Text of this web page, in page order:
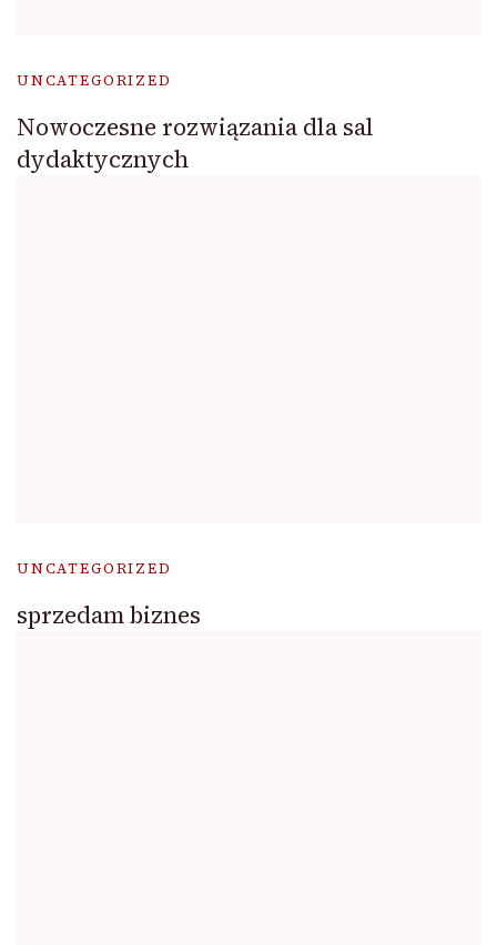
UNCATEGORIZED
Nowoczesne rozwiązania dla sal
dydaktycznych
UNCATEGORIZED
sprzedam biznes